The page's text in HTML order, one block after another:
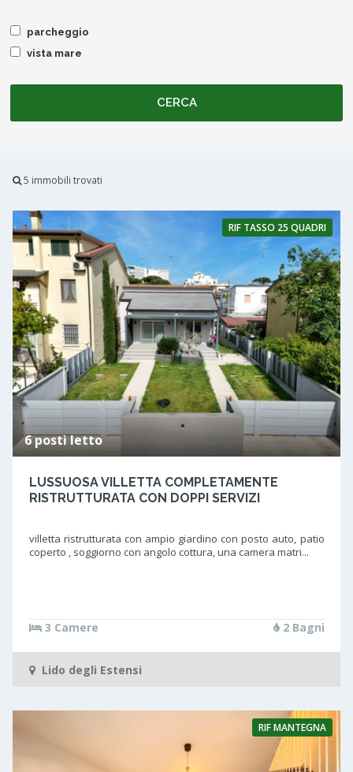
parcheggio
vista mare
5 immobili trovati
RIF TASSO 25 QUADRI
6 posti letto
LUSSUOSA VILLETTA COMPLETAMENTE
RISTRUTTURATA CON DOPPI SERVIZI
villetta ristrutturata con ampio giardino con posto auto, patio
coperto , soggiorno con angolo cottura, una camera matri...
3 Camere 2 Bagni
Lido degli Estensi
RIFMANTEGNA